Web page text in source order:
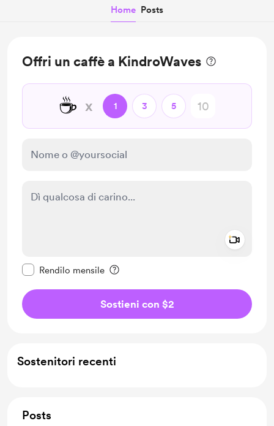
Home Posts
Offri un caffè a KindroWaves
☕ x 1 3 5
Rendilo mensile
Sostieni con $2
Sostenitori recenti
Posts